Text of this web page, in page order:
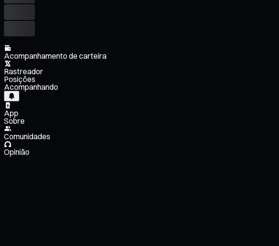
Acompanhamento de carteira
Rastreador
Posições
Acompanhando
App
Sobre
Comunidades
Opinião